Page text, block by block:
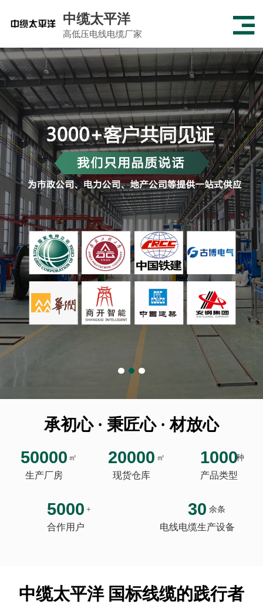
中缆太平洋
高低压电线电缆厂家
承初心 · 秉匠心 · 材放心
50000 ㎡
生产厂房
20000 ㎡
现货仓库
1000种
产品类型
5000 +
合作用户
30 余条
电线电缆生产设备
中缆太平洋 国标线缆的践行者